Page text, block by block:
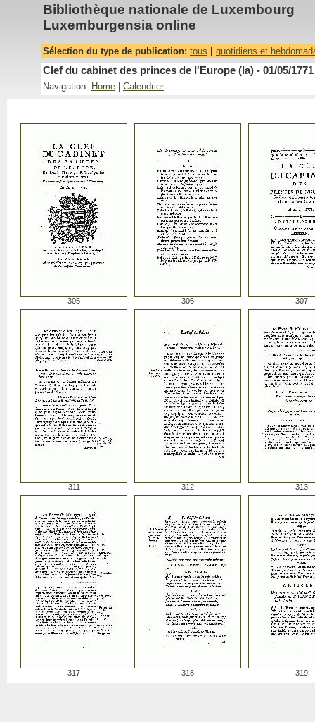
Bibliothèque nationale de Luxembourg
Luxemburgensia online
Sélection du type de publication: tous quotidiens et
Clef du cabinet des princes de l'Europe (la) - 01/05/1771
Navigation: Home Calendrier
305 306 307
311 312 313
317 318 319